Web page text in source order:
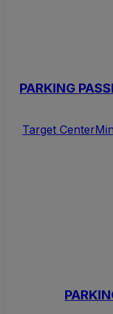
PARKING
Target Center